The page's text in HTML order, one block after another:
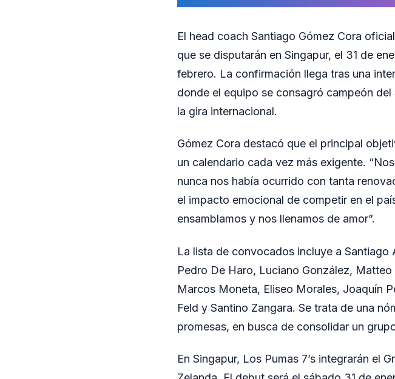
El head coach Santiago Gómez Cora
que se disputarán en Singapur, el 31 de
febrero. La confirmación llega tras una
donde el equipo se consagró campeón
la gira internacional.
Gómez Cora destacó que el principal
un calendario cada vez más exigente.
nunca nos había ocurrido con tanta
el impacto emocional de competir en el
ensamblamos y nos llenamos de amor”.
La lista de convocados incluye a
Pedro De Haro, Luciano González,
Marcos Moneta, Eliseo Morales, Joaquín
Feld y Santino Zangara. Se trata de una
promesas, en busca de consolidar un
En Singapur, Los Pumas 7’s integrarán el